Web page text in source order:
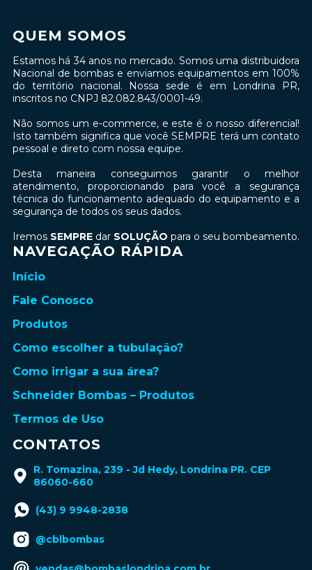
QUEM SOMOS
Estamos há 34 anos no mercado. Somos uma distribuidora
Nacional de bombas e enviamos equipamentos em 100%
do território nacional. Nossa sede é em Londrina PR,
inscritos no CNPJ 82.082.843/0001-49.
Não somos um e-commerce, e este é o nosso diferencial!
Isto também significa que você SEMPRE terá um contato
pessoal e direto com nossa equipe.
Desta maneira conseguimos garantir o melhor
atendimento, proporcionando para você a segurança
técnica do funcionamento adequado do equipamento e a
segurança de todos os seus dados.
Iremos SEMPRE dar SOLUÇÃO para o seu bombeamento.
NAVEGAÇÃO RÁPIDA
Início
Fale Conosco
Produtos
Como escolher a tubulação?
Como irrigar a sua área?
Schneider Bombas – Produtos
Termos de Uso
CONTATOS
R. Tomazina, 239 - Jd Hedy, Londrina PR. CEP
86060-660
(43) 9 9948-2838
@cblbombas